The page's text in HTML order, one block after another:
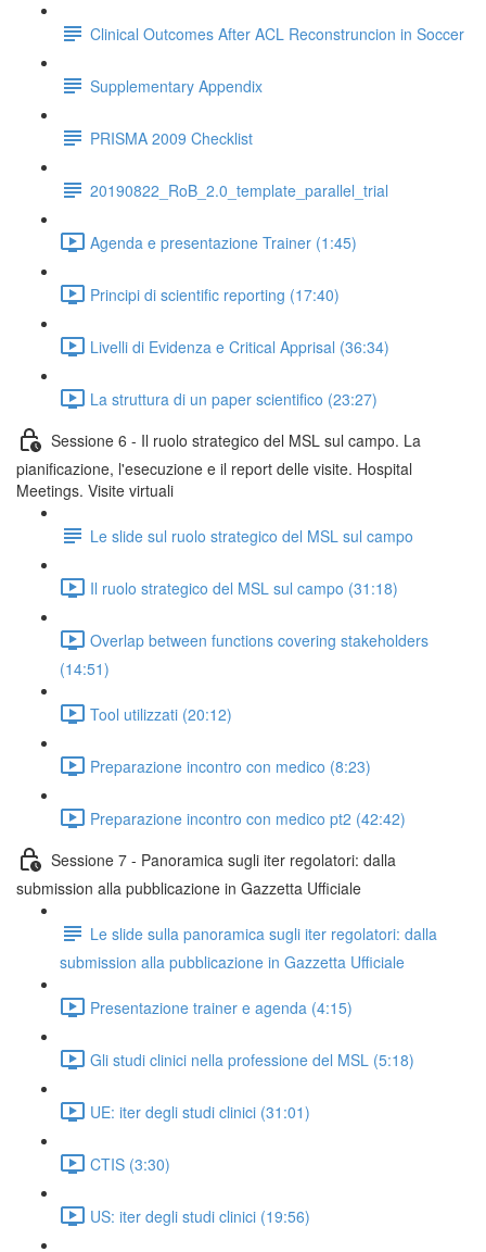
Clinical Outcomes After ACL Reconstruncion in Soccer
Supplementary Appendix
PRISMA 2009 Checklist
20190822_RoB_2.0_template_parallel_trial
Agenda e presentazione Trainer (1:45)
Principi di scientific reporting (17:40)
Livelli di Evidenza e Critical Apprisal (36:34)
La struttura di un paper scientifico (23:27)
Sessione 6 - Il ruolo strategico del MSL sul campo. La
pianificazione, l'esecuzione e il report delle visite. Hospital
Meetings. Visite virtuali
Le slide sul ruolo strategico del MSL sul campo
Il ruolo strategico del MSL sul campo (31:18)
Overlap between functions covering stakeholders
(14:51)
Tool utilizzati (20:12)
Preparazione incontro con medico (8:23)
Preparazione incontro con medico pt2 (42:42)
Sessione 7 - Panoramica sugli iter regolatori: dalla
submission alla pubblicazione in Gazzetta Ufficiale
Le slide sulla panoramica sugli iter regolatori: dalla
submission alla pubblicazione in Gazzetta Ufficiale
Presentazione trainer e agenda (4:15)
Gli studi clinici nella professione del MSL (5:18)
UE: iter degli studi clinici (31:01)
CTIS (3:30)
US: iter degli studi clinici (19:56)